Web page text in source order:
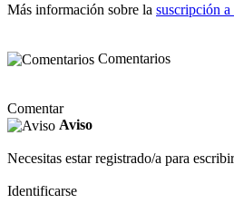
Más información sobre la suscripción
Comentarios
Comentar
Aviso
Necesitas estar registrado/a para
Identificarse